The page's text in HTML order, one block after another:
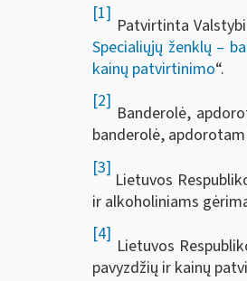
[1]
Patvirtinta
Specialiųjų ženklų –
kainų patvirtinimo“.
[2]
Banderolė,
banderolė,
[3]
Lietuvos
ir alkoholiniams
[4]
Lietuvos
pavyzdžių ir kainų